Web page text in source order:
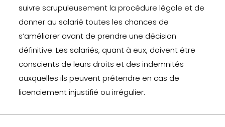
suivre scrupuleusement la procédure légale et de
donner au salarié toutes les chances de
s’améliorer avant de prendre une décision
définitive. Les salariés, quant à eux, doivent être
conscients de leurs droits et des indemnités
auxquelles ils peuvent prétendre en cas de
licenciement injustifié ou irrégulier.